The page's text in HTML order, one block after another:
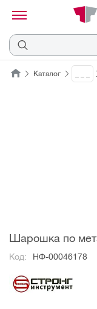
Отмена
Каталог
Шарошка по
Код: НФ-00046178